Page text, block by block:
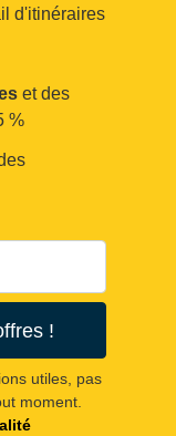
d'itinéraires
et des
%
!
utiles, pas
moment.